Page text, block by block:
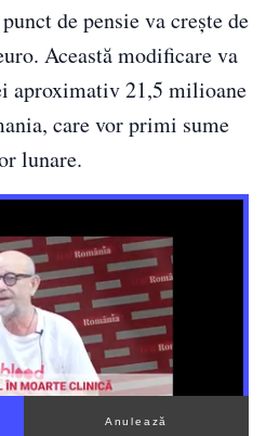
de pensie va crește de
Această modificare va
aproximativ 21,5 milioane
care vor primi sume
lunare.
Anulează